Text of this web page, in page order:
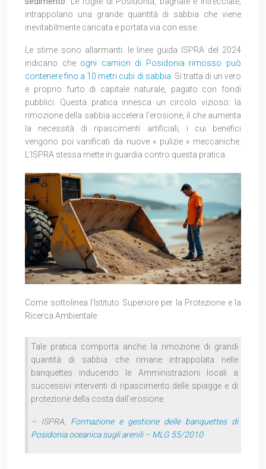
intrappolano una grande quantità di sabbia che viene
inevitabilmente caricata e portata via con esse.
Le stime sono allarmanti: le linee guida ISPRA del 2024
indicano che ogni camion di Posidonia rimosso può
contenere fino a 10 metri cubi di sabbia. Si tratta di un vero
e proprio furto di capitale naturale, pagato con fondi
pubblici. Questa pratica innesca un circolo vizioso: la
rimozione della sabbia accelera l’erosione, il che aumenta
la necessità di ripascimenti artificiali, i cui benefici
vengono poi vanificati da nuove « pulizie » meccaniche.
L’ISPRA stessa mette in guardia contro questa pratica.
Come sottolinea l’Istituto Superiore per la Protezione e la
Ricerca Ambientale:
Tale pratica comporta anche la rimozione di grandi
quantità di sabbia che rimane intrappolata nelle
banquettes inducendo le Amministrazioni locali a
successivi interventi di ripascimento delle spiagge e di
protezione della costa dall’erosione
– ISPRA, Formazione e gestione delle banquettes di
Posidonia oceanica sugli arenili – MLG 55/2010